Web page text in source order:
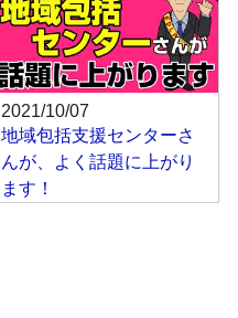
2021/10/07
地域包括支援センターさ
んが、よく話題に上がり
ます！